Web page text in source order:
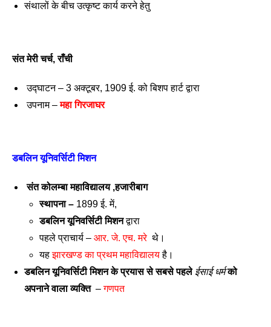
संथालों के बीच उत्कृष्ट कार्य करने हेतु
संत मेरी चर्च, राँची
उद्घाटन – 3 अक्टूबर, 1909 ई. को बिशप हार्ट द्वारा
उपनाम – महा गिरजाघर
डबलिन यूनिवर्सिटी मिशन
संत कोलम्बा महाविद्यालय ,हजारीबाग
स्थापना – 1899 ई. में,
डबलिन यूनिवर्सिटी मिशन द्वारा
पहले प्राचार्य – आर. जे. एच. मरे थे।
यह झारखण्ड का प्रथम महाविद्यालय है।
डबलिन यूनिवर्सिटी मिशन के प्रयास से सबसे पहले ईसाई धर्म को
अपनाने वाला व्यक्ति – गणपत